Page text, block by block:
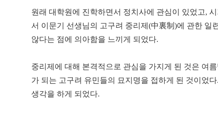
원래 대학원에 진학하면서 정치사에 관심이 있었고,
서 이문기 선생님의 고구려 중리제(中裏制)에 관한 일
않다는 점에 의아함을 느끼게 되었다.
중리제에 대해 본격적으로 관심을 가지게 된 것은 여
가 되는 고구려 유민들의 묘지명을 접하게 된 것이었
생각을 하게 되었다.